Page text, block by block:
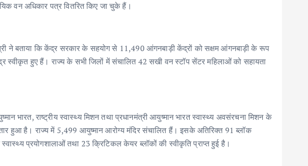
वन अधिकार पत्र वितरित किए जा चुके हैं।
ने बताया कि केंद्र सरकार के सहयोग से 11,490 आंगनबाड़ी केंद्रों को सक्षम आंगनबाड़ी के रूप
स्वीकृत हुए हैं। राज्य के सभी जिलों में संचालित 42 सखी वन स्टॉप सेंटर महिलाओं को सहायता
भारत, राष्ट्रीय स्वास्थ्य मिशन तथा प्रधानमंत्री आयुष्मान भारत स्वास्थ्य अवसंरचना मिशन के
हुआ है। राज्य में 5,499 आयुष्मान आरोग्य मंदिर संचालित हैं। इसके अतिरिक्त 91 ब्लॉक
प्रयोगशालाओं तथा 23 क्रिटिकल केयर ब्लॉकों की स्वीकृति प्राप्त हुई है।